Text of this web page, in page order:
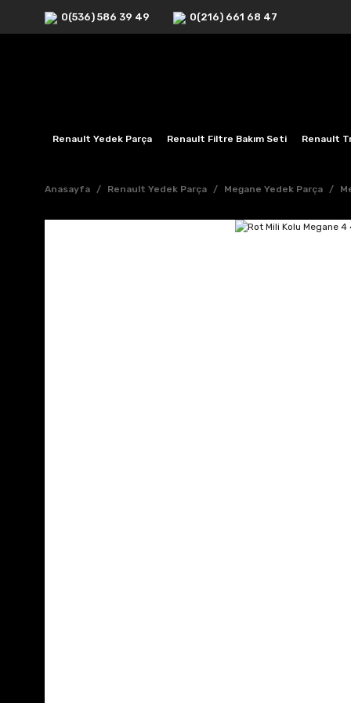
0(536) 586 39 49 0(216) 661 68 47
Renault Yedek Parça Renault Filtre Bakım Seti Renault
Anasayfa Renault Yedek Parça Megane Yedek Parça